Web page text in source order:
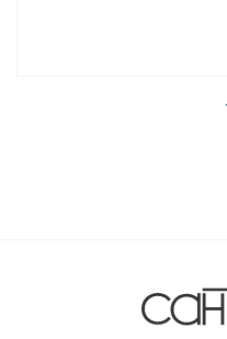
задумывается о